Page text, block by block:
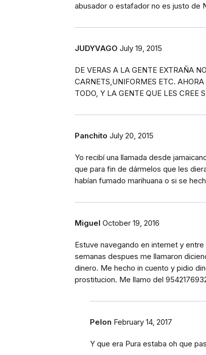
abusador o estafador no es justo de
JUDYVAGO July 19, 2015
DE VERAS A LA GENTE EXTRAÑA
CARNETS,UNIFORMES ETC.
TODO, Y LA GENTE QUE LES CREE
Panchito July 20, 2015
Yo recibí una llamada desde
que para fin de dármelos que les
habían fumado marihuana o si se
Miguel October 19, 2016
Estuve navegando en internet y
semanas despues me llamaron
dinero. Me hecho in cuento y pidio
prostitucion. Me llamo del
Pelon February 14, 2017
Y que era Pura estaba oh que